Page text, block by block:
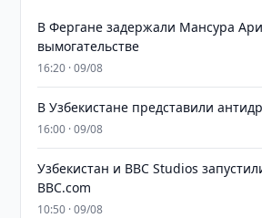
В Фергане задержали Мансура
вымогательстве
16:20 · 09/08
В Узбекистане представили
16:00 · 09/08
Узбекистан и BBC Studios
BBC.com
10:50 · 09/08